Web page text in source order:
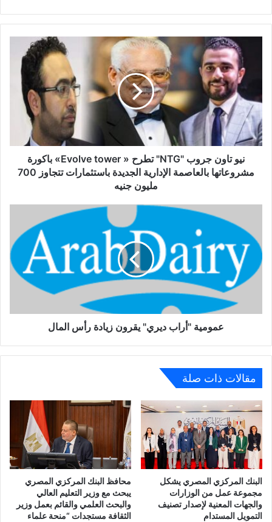
جروب
"NTG"
تطرح
«
Evolve
tower»
باكورة
مشروعاتها
بالعاصمة
700
مليون
جنيه
نيو تاون جروب "NTG" تطرح « Evolve tower» باكورة
مشروعاتها بالعاصمة الإدارية الجديدة باستثمارات تتجاوز 700
مليون جنيه
ديري"
يقرون
زيادة
رأس
عمومية "أراب ديري" يقرون زيادة رأس المال
مقالات ذات صلة
البنك المركزي المصري يشكل
مجموعة عمل من الوزارات
والجهات المعنية لإصدار تصنيف
التمويل المستدام
محافظ البنك المركزي المصري
يبحث مع وزير التعليم العالي
والبحث العلمي والقائم بعمل وزير
الثقافة مستجدات “منحة علماء